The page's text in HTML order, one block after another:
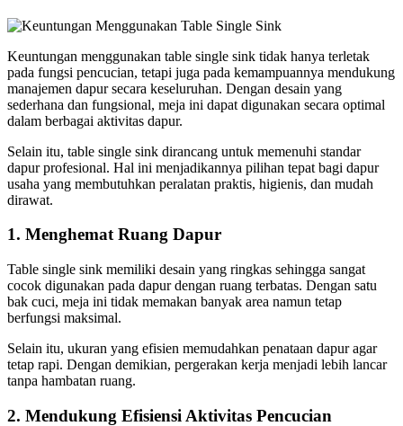
Keuntungan menggunakan table single sink tidak hanya terletak
pada fungsi pencucian, tetapi juga pada kemampuannya mendukung
manajemen dapur secara keseluruhan. Dengan desain yang
sederhana dan fungsional, meja ini dapat digunakan secara optimal
dalam berbagai aktivitas dapur.
Selain itu, table single sink dirancang untuk memenuhi standar
dapur profesional. Hal ini menjadikannya pilihan tepat bagi dapur
usaha yang membutuhkan peralatan praktis, higienis, dan mudah
dirawat.
1. Menghemat Ruang Dapur
Table single sink memiliki desain yang ringkas sehingga sangat
cocok digunakan pada dapur dengan ruang terbatas. Dengan satu
bak cuci, meja ini tidak memakan banyak area namun tetap
berfungsi maksimal.
Selain itu, ukuran yang efisien memudahkan penataan dapur agar
tetap rapi. Dengan demikian, pergerakan kerja menjadi lebih lancar
tanpa hambatan ruang.
2. Mendukung Efisiensi Aktivitas Pencucian